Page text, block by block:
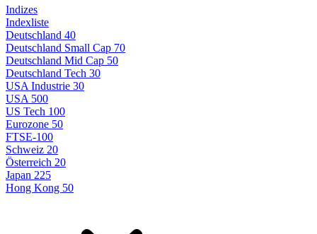
Indizes
Indexliste
Deutschland 40
Deutschland Small Cap 70
Deutschland Mid Cap 50
Deutschland Tech 30
USA Industrie 30
USA 500
US Tech 100
Eurozone 50
FTSE-100
Schweiz 20
Österreich 20
Japan 225
Hong Kong 50